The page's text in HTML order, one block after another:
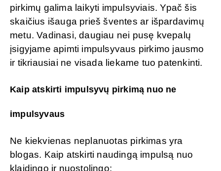
pirkimų galima laikyti impulsyviais. Ypač šis
skaičius išauga prieš šventes ar išpardavimų
metu. Vadinasi, daugiau nei pusę kvepalų
įsigyjame apimti impulsyvaus pirkimo jausmo
ir tikriausiai ne visada liekame tuo patenkinti.
Kaip atskirti impulsyvų pirkimą nuo ne
impulsyvaus
Ne kiekvienas neplanuotas pirkimas yra
blogas. Kaip atskirti naudingą impulsą nuo
klaidingo ir nuostolingo: